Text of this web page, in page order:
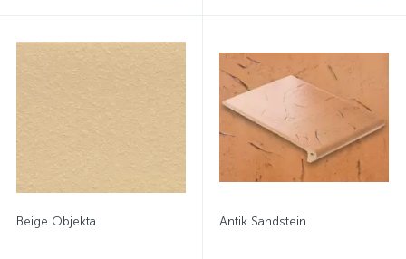
Вeige Objekta Antik Sandstein